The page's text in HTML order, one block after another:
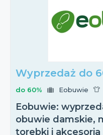
Wyprzedaż do
do 60% Eobuwie
Eobuwie:
obuwie damskie,
torebki i akcesoria